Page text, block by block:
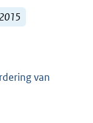
van